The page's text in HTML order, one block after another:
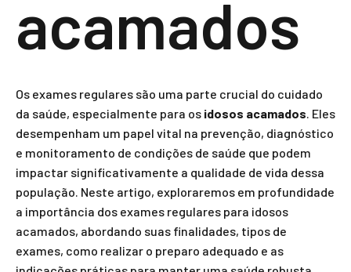
acamados
Os exames regulares são uma parte crucial do cuidado
da saúde, especialmente para os idosos acamados. Eles
desempenham um papel vital na prevenção, diagnóstico
e monitoramento de condições de saúde que podem
impactar significativamente a qualidade de vida dessa
população. Neste artigo, exploraremos em profundidade
a importância dos exames regulares para idosos
acamados, abordando suas finalidades, tipos de
exames, como realizar o preparo adequado e as